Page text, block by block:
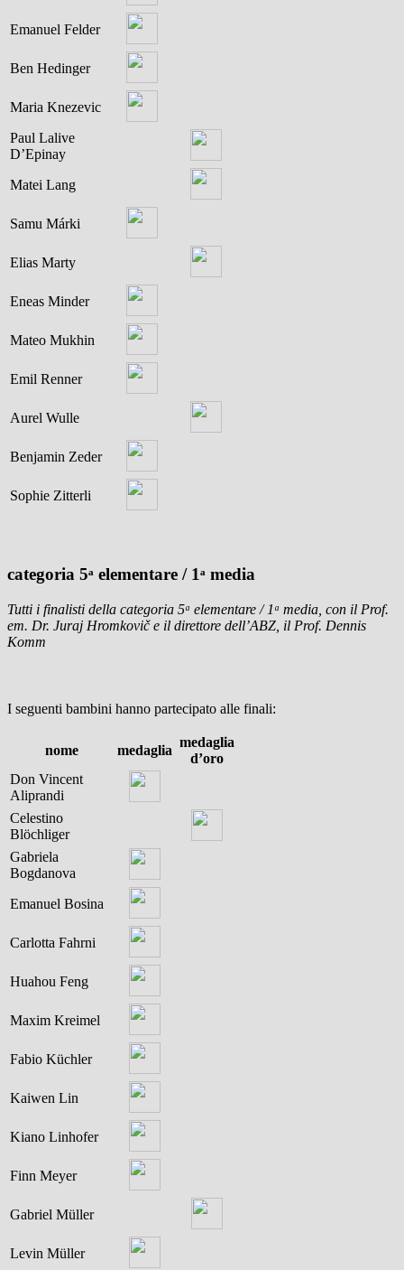
Emanuel Felder
Ben Hedinger
Maria Knezevic
Paul Lalive
D’Epinay
Matei Lang
Samu Márki
Elias Marty
Eneas Minder
Mateo Mukhin
Emil Renner
Aurel Wulle
Benjamin Zeder
Sophie Zitterli
categoria 5ᵃ elementare / 1ᵃ media
Tutti i finalisti della categoria 5ᵃ elementare / 1ᵃ media, con il Prof.
em. Dr. Juraj Hromkovič e il direttore dell’ABZ, il Prof. Dennis
Komm
I seguenti bambini hanno partecipato alle finali:
nome medaglia
medaglia
d’oro
Don Vincent
Aliprandi
Celestino
Blöchliger
Gabriela
Bogdanova
Emanuel Bosina
Carlotta Fahrni
Huahou Feng
Maxim Kreimel
Fabio Küchler
Kaiwen Lin
Kiano Linhofer
Finn Meyer
Gabriel Müller
Levin Müller